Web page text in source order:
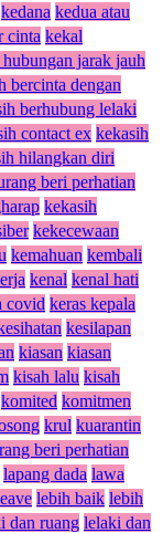
kedana kedua atau
cinta kekal
jarak jauh
bercinta dengan
berhubung lelaki
contact ex kekasih
hilangkan diri
beri perhatian
kekasih
kekecewaan
kemahuan kembali
kenal kenal hati
covid keras kepala
kesilapan
kiasan kiasan
kisah lalu kisah
komited komitmen
krul kuarantin
beri perhatian
lapang dada lawa
lebih baik lebih
dan ruang lelaki dan